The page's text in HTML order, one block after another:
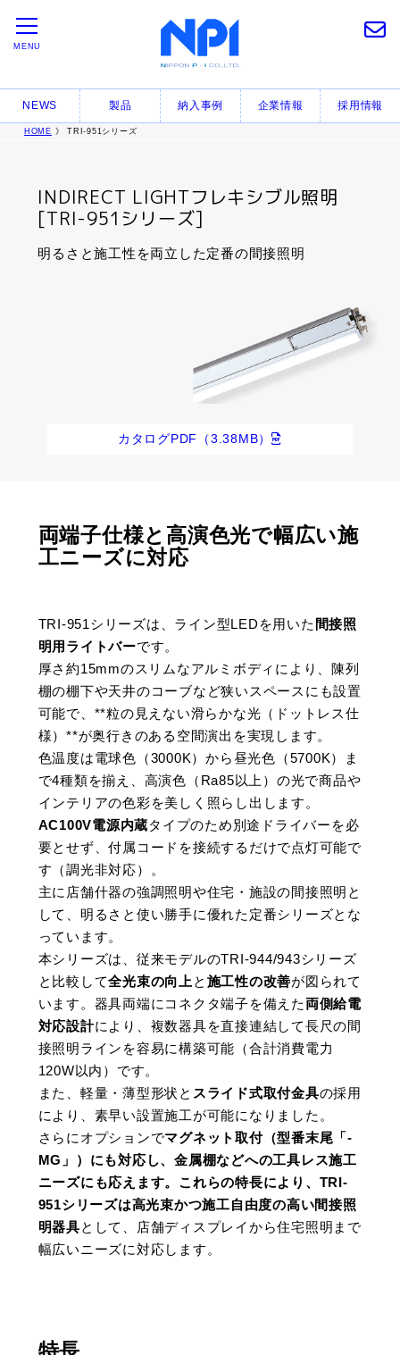
MENU
NEWS 製品 納入事例 企業情報 採用情報
HOME 》 TRI-951シリーズ
INDIRECT LIGHTフレキシブル照明
[TRI-951シリーズ]
明るさと施工性を両立した定番の間接照明
カタログPDF（3.38MB）
両端子仕様と高演色光で幅広い施
工ニーズに対応
TRI-951シリーズは、ライン型LEDを用いた 間接照
明用ライトバーです。
厚さ約15mmのスリムなアルミボディにより、陳列
棚の棚下や天井のコーブなど狭いスペースにも設置
可能で、**粒の見えない滑らかな光（ドットレス仕
様）**が奥行きのある空間演出を実現します。
色温度は電球色（3000K）から昼光色（5700K）ま
で4種類を揃え、高演色（Ra85以上）の光で商品や
インテリアの色彩を美しく照らし出します。
AC100V電源内蔵タイプのため別途ドライバーを必
要とせず、付属コードを接続するだけで点灯可能で
す（調光非対応）。
主に店舗什器の強調照明や住宅・施設の間接照明と
して、明るさと使い勝手に優れた定番シリーズとな
っています。
本シリーズは、従来モデルのTRI-944/943シリーズ
と比較して全光束の向上 と 施工性の改善が図られて
います。器具両端にコネクタ端子を備えた 両側給電
対応設計により、複数器具を直接連結して長尺の間
接照明ラインを容易に構築可能（合計消費電力
120W以内）です。
また、軽量・薄型形状と スライド式取付金具の採用
により、素早い設置施工が可能になりました。
さらにオプションでマグネット取付（型番末尾「-
MG」）にも対応し、金属棚などへの工具レス施工
ニーズにも応えます。これらの特長により、TRI-
951シリーズは高光束かつ施工自由度の高い間接照
明器具として、店舗ディスプレイから住宅照明まで
幅広いニーズに対応します。